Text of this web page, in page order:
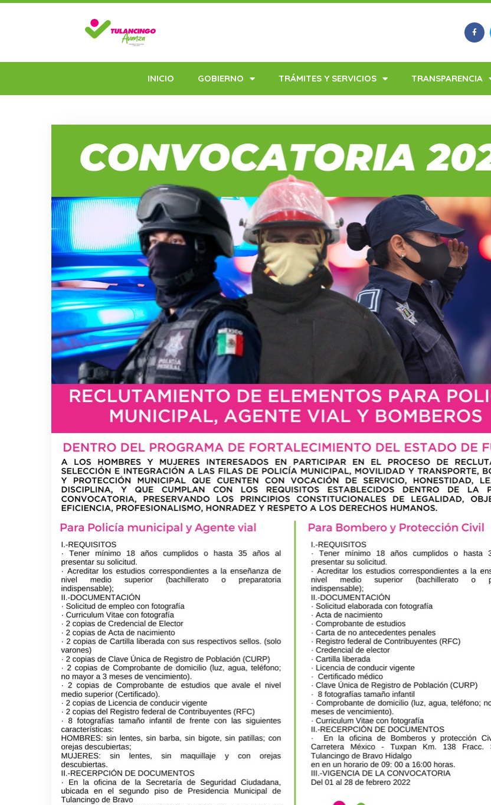
INICIO GOBIERNO TRÁMITES Y SERVICIOS TRANSPARENCIA